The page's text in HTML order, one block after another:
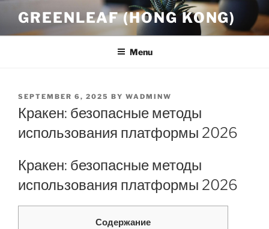
content
GREENLEAF (HONG KONG)
Menu
POSTED
ON
SEPTEMBER 6, 2025 BY WADMINW
Кракен: безопасные методы
использования платформы 2026
Кракен: безопасные методы
использования платформы 2026
Содержание